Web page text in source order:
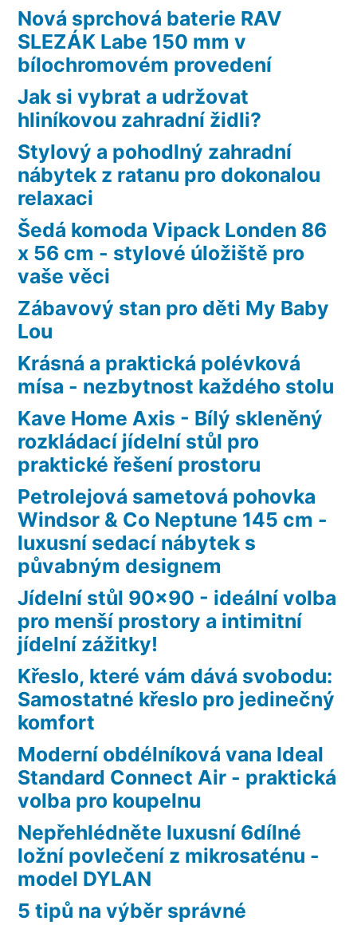
Nová sprchová baterie RAV
SLEZÁK Labe 150 mm v
bílochromovém provedení
Jak si vybrat a udržovat
hliníkovou zahradní židli?
Stylový a pohodlný zahradní
nábytek z ratanu pro dokonalou
relaxaci
Šedá komoda Vipack Londen 86
x 56 cm - stylové úložiště pro
vaše věci
Zábavový stan pro děti My Baby
Lou
Krásná a praktická polévková
mísa - nezbytnost každého stolu
Kave Home Axis - Bílý skleněný
rozkládací jídelní stůl pro
praktické řešení prostoru
Petrolejová sametová pohovka
Windsor & Co Neptune 145 cm -
luxusní sedací nábytek s
půvabným designem
Jídelní stůl 90×90 - ideální volba
pro menší prostory a intimitní
jídelní zážitky!
Křeslo, které vám dává svobodu:
Samostatné křeslo pro jedinečný
komfort
Moderní obdélníková vana Ideal
Standard Connect Air - praktická
volba pro koupelnu
Nepřehlédněte luxusní 6dílné
ložní povlečení z mikrosaténu -
model DYLAN
5 tipů na výběr správné